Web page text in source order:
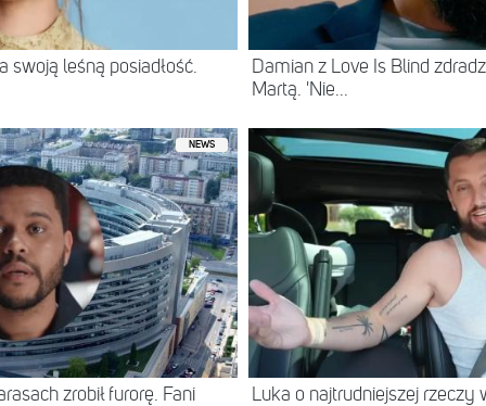
leśną posiadłość.
Damian z Love Is Blind
Martą. 'Nie...
NEWS
zrobił furorę. Fani
Luka o najtrudniejszej rzeczy